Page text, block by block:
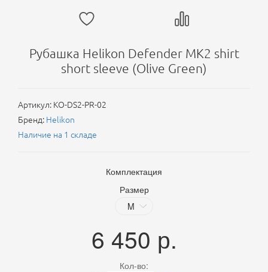
Рубашка Helikon Defender MK2 shirt
short sleeve (Olive Green)
Артикул: KO-DS2-PR-02
Бренд: Helikon
Наличие на 1 складе
Комплектация
Размер
6 450 р.
Кол-во: